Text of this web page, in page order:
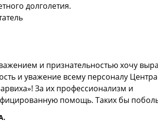
долголетия.
и признательностью хочу
и уважение всему персоналу
За их профессионализм и
помощь. Таких бы